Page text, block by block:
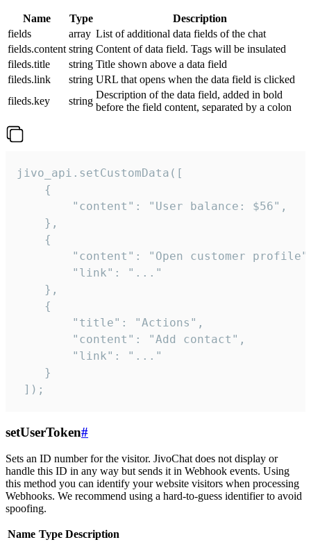
Name Type
Description
fields
array List of additional data fields of the chat
fields.content string Content of data field. Tags will be insulated
fileds.title
string Title shown above a data field
fileds.link
string URL that opens when the data field is clicked
fileds.key
string
Description of the data field, added in bold
before the field content, separated by a colon
jivo_api.setCustomData([
    {
        "content": "User balance: $56",
    },
    {
"content": "Open customer
        "link": "..."
    },
    {
        "title": "Actions",
        "content": "Add contact",
        "link": "..."
    }
]);
setUserToken#
Sets an ID number for the visitor. JivoChat does not display or
handle this ID in any way but sends it in Webhook events. Using
this method you can identify your website visitors when processing
Webhooks. We recommend using a hard-to-guess identifier to avoid
spoofing.
Name Type Description